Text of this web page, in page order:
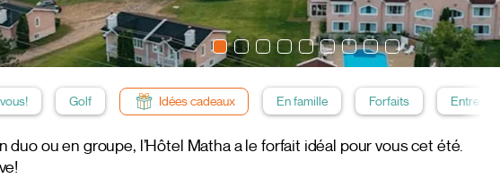
Golf Idées cadeaux En famille Forfaits Entre amis
ou en groupe, l’Hôtel Matha a le forfait idéal pour vous cet été.